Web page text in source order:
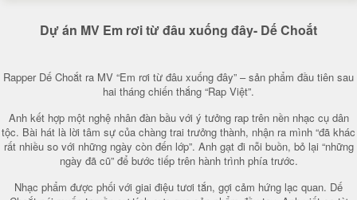
Dự án MV Em rơi từ đâu xuống đây- Dế Choắt
Rapper Dế Choắt ra MV “Em rơi từ đâu xuống đây” – sản phẩm đầu tiên sau
hai tháng chiến thắng “Rap Việt”.
Anh kết hợp một nghệ nhân đàn bầu với ý tưởng rap trên nền nhạc cụ dân
tộc. Bài hát là lời tâm sự của chàng trai trưởng thành, nhận ra mình “đã khác
rất nhiều so với những ngày còn đến lớp”. Anh gạt đi nỗi buồn, bỏ lại “những
ngày đã cũ” để bước tiếp trên hành trình phía trước.
Nhạc phẩm được phối với giai điệu tươi tắn, gợi cảm hứng lạc quan. Dế